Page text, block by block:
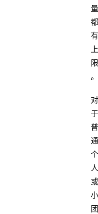
量
都
有
上
限
。
对
于
普
通
个
人
或
小
团